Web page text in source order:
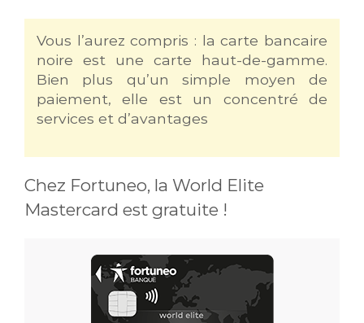
Vous l’aurez compris : la carte bancaire
noire est une carte haut-de-gamme.
Bien plus qu’un simple moyen de
paiement, elle est un concentré de
services et d’avantages
Chez Fortuneo, la World Elite
Mastercard est gratuite !